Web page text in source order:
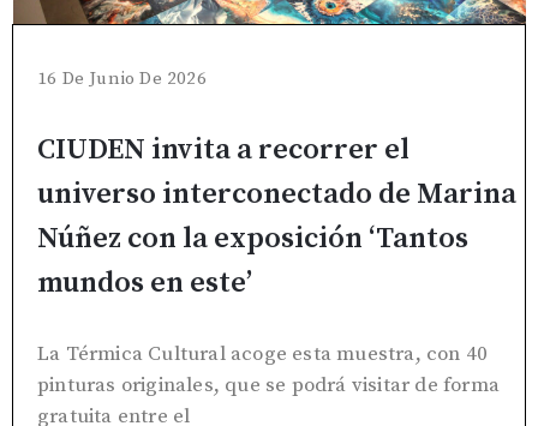
16 De Junio De 2026
CIUDEN invita a recorrer el
universo interconectado de Marina
Núñez con la exposición ‘Tantos
mundos en este’
La Térmica Cultural acoge esta muestra, con 40
pinturas originales, que se podrá visitar de forma
gratuita entre el